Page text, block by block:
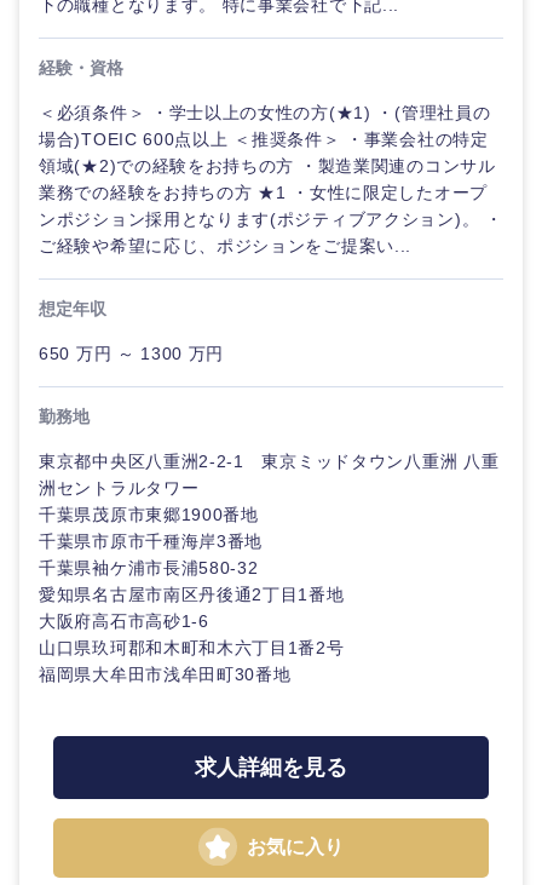
九州・沖縄
福岡県
大分県
鹿児島県
下の職種となります。 特に事業会社で下記...
経験・資格
＜必須条件＞ ・学士以上の女性の方(★1) ・(管理社員の
場合)TOEIC 600点以上 ＜推奨条件＞ ・事業会社の特定
領域(★2)での経験をお持ちの方 ・製造業関連のコンサル
業務での経験をお持ちの方 ★1 ・女性に限定したオープ
ンポジション採用となります(ポジティブアクション)。 ・
ご経験や希望に応じ、ポジションをご提案い...
想定年収
650 万円 ～ 1300 万円
勤務地
東京都中央区八重洲2-2-1 東京ミッドタウン八重洲 八重
洲セントラルタワー
千葉県茂原市東郷1900番地
千葉県市原市千種海岸3番地
千葉県袖ケ浦市長浦580-32
愛知県名古屋市南区丹後通2丁目1番地
大阪府高石市高砂1-6
山口県玖珂郡和木町和木六丁目1番2号
福岡県大牟田市浅牟田町30番地
求人詳細を見る
お気に入り